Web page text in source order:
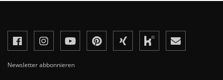
Newsletter abbonnieren